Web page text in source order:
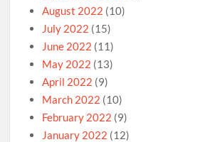
August 2022 (10)
July 2022 (15)
June 2022 (11)
May 2022 (13)
April 2022 (9)
March 2022 (10)
February 2022 (9)
January 2022 (12)